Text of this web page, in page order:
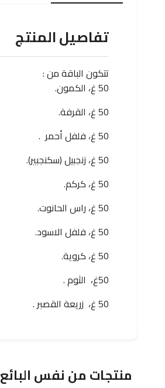
تفاصيل المنتج
تتكون الباقة من :
50 غ، الكمون.
50 غ، القرفة.
50 غ، فلفل أحمر .
50 غ، زنجبيل (سكنجبير).
50 غ، كركم.
50 غ، راس الحانوت.
50 غ، فلفل الاسود.
50 غ، كروية.
50غ، الثوم .
50 غ، زريعة القصبر .
منتجات من نفس البائع